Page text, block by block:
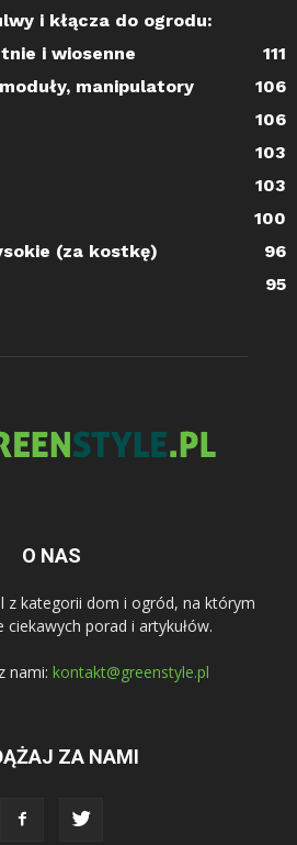
i kłącza do ogrodu:
i wiosenne
111
manipulatory
106
106
103
103
100
(za kostkę)
96
95
O NAS
z kategorii dom i ogród, na którym
ciekawych porad i artykułów.
nami: kontakt@greenstyle.pl
ZA NAMI